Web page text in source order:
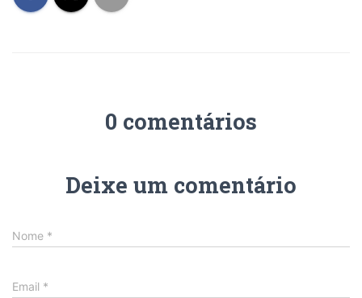
0 comentários
Deixe um comentário
Nome *
Email *